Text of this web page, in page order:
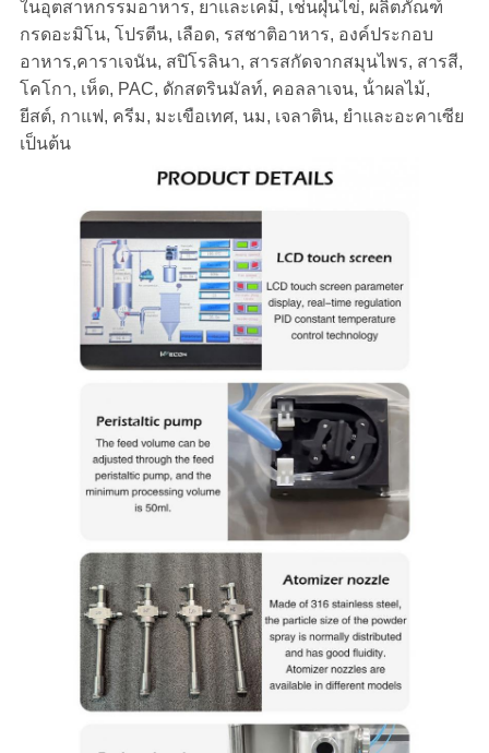
ในอุตสาหกรรมอาหาร, ยาและเคมี, เช่นฝุ่นไข่, ผลิตภัณฑ์
กรดอะมิโน, โปรตีน, เลือด, รสชาติอาหาร, องค์ประกอบ
อาหาร,คาราเจนัน, สปิโรลินา, สารสกัดจากสมุนไพร, สารสี,
โคโกา, เห็ด, PAC, ดักสตรินมัลท์, คอลลาเจน, น้ําผลไม้,
ยีสต์, กาแฟ, ครีม, มะเขือเทศ, นม, เจลาติน, ยําและอะคาเซีย
เป็นต้น